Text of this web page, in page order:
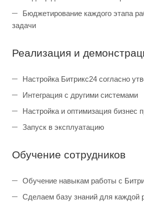
Бюджетирование каждого этапа
задачи
Реализация и
Настройка Битрикс24 согласно
Интеграция с другими системами
Настройка и оптимизация бизнес
Запуск в эксплуатацию
Обучение сотрудников
Обучение навыкам работы с
Сделаем базу знаний для каждой